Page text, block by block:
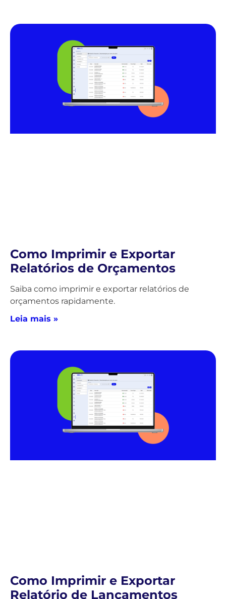
Como Imprimir e Exportar
Relatórios de Orçamentos
Saiba como imprimir e exportar relatórios de
orçamentos rapidamente.
Leia mais »
Como Imprimir e Exportar
Relatório de Lançamentos